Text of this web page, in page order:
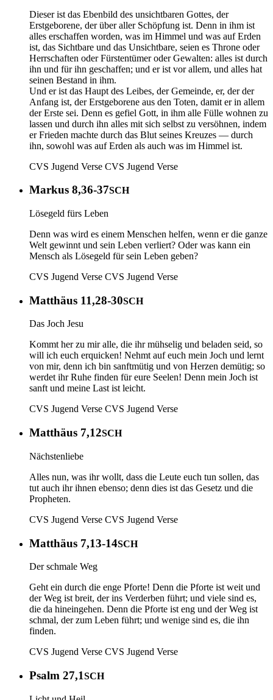
Dieser ist das Ebenbild des unsichtbaren Gottes, der
Erstgeborene, der über aller Schöpfung ist. Denn in ihm ist
alles erschaffen worden, was im Himmel und was auf Erden
ist, das Sichtbare und das Unsichtbare, seien es Throne oder
Herrschaften oder Fürstentümer oder Gewalten : alles ist durch
ihn und für ihn geschaffen; und er ist vor allem, und alles hat
seinen Bestand in ihm.
Und er ist das Haupt des Leibes, der Gemeinde, er, der der
Anfang ist, der Erstgeborene aus den Toten, damit er in allem
der Erste sei. Denn es gefiel Gott, in ihm alle Fülle wohnen zu
lassen und durch ihn alles mit sich selbst zu versöhnen, indem
er Frieden machte durch das Blut seines Kreuzes — durch
ihn, sowohl was auf Erden als auch was im Himmel ist.
CVS Jugend Verse CVS Jugend Verse
Markus 8,36-37SCH
Lösegeld fürs Leben
Denn was wird es einem Menschen helfen, wenn er die ganze
Welt gewinnt und sein Leben verliert? Oder was kann ein
Mensch als Lösegeld für sein Leben geben?
CVS Jugend Verse CVS Jugend Verse
Matthäus 11,28-30SCH
Das Joch Jesu
Kommt her zu mir alle, die ihr mühselig und beladen seid, so
will ich euch erquicken! Nehmt auf euch mein Joch und lernt
von mir, denn ich bin sanftmütig und von Herzen demütig; so
werdet ihr Ruhe finden für eure Seelen! Denn mein Joch ist
sanft und meine Last ist leicht.
CVS Jugend Verse CVS Jugend Verse
Matthäus 7,12SCH
Nächstenliebe
Alles nun, was ihr wollt, dass die Leute euch tun sollen, das
tut auch ihr ihnen ebenso; denn dies ist das Gesetz und die
Propheten.
CVS Jugend Verse CVS Jugend Verse
Matthäus 7,13-14SCH
Der schmale Weg
Geht ein durch die enge Pforte! Denn die Pforte ist weit und
der Weg ist breit, der ins Verderben führt; und viele sind es,
die da hineingehen. Denn die Pforte ist eng und der Weg ist
schmal, der zum Leben führt; und wenige sind es, die ihn
finden.
CVS Jugend Verse CVS Jugend Verse
Psalm 27,1SCH